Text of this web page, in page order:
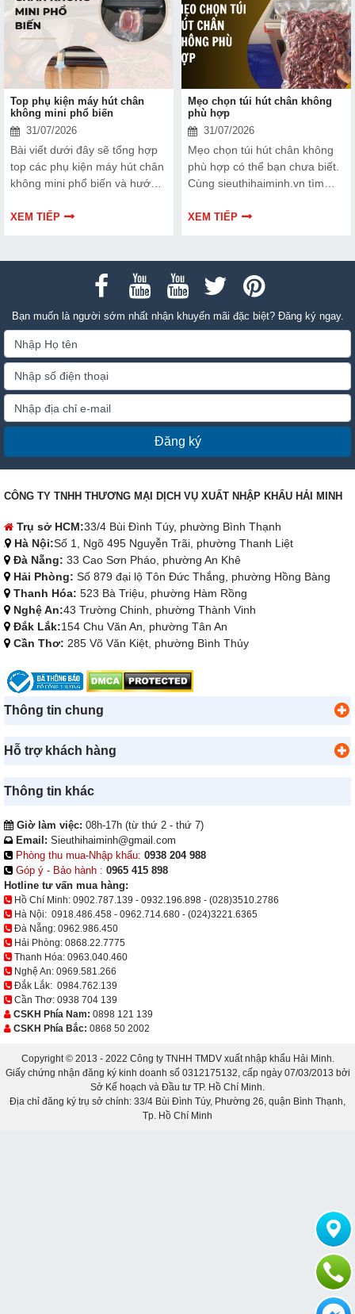
Top phụ kiện máy hút chân
không mini phổ biến
31/07/2026
Bài viết dưới đây sẽ tổng hợp
top các phụ kiện máy hút chân
không mini phổ biến và hướng
chuẩn kỹ thuật ngay tại nhà.
XEM TIẾP
Mẹo chọn túi hút chân không
phù hợp
31/07/2026
Mẹo chọn túi hút chân không
phù hợp có thể bạn chưa biết.
Cùng sieuthihaiminh.vn tìm
thông tin bài viết dưới đây nhé!
XEM TIẾP
Bạn muốn là người sớm nhất nhận khuyến mãi đặc biệt? Đăng ký ngay.
Đăng ký
CÔNG TY TNHH THƯƠNG MẠI DỊCH VỤ XUẤT NHẬP KHẨU HẢI MINH
Trụ sở HCM:33/4 Bùi Đình Túy, phường Bình Thạnh
Hà Nội:Số 1, Ngõ 495 Nguyễn Trãi, phường Thanh Liệt
Đà Nẵng: 33 Cao Sơn Pháo, phường An Khê
Hải Phòng: Số 879 đại lộ Tôn Đức Thắng, phường Hồng Bàng
Thanh Hóa: 523 Bà Triệu, phường Hàm Rồng
Nghệ An:43 Trường Chinh, phường Thành Vinh
Đắk Lắk:154 Chu Văn An, phường Tân An
Cần Thơ: 285 Võ Văn Kiệt, phường Bình Thủy
Thông tin chung
Hỗ trợ khách hàng
Thông tin khác
Giờ làm việc: 08h-17h (từ thứ 2 - thứ 7)
Email: Sieuthihaiminh@gmail.com
Phòng thu mua-Nhập khẩu: 0938 204 988
Góp ý - Bảo hành : 0965 415 898
Hotline tư vấn mua hàng:
Hồ Chí Minh: 0902.787.139 - 0932.196.898 - (028)3510.2786
Hà Nội: 0918.486.458 - 0962.714.680 - (024)3221.6365
Đà Nẵng: 0962.986.450
Hải Phòng: 0868.22.7775
Thanh Hóa: 0963.040.460
Nghệ An: 0969.581.266
Đắk Lắk: 0984.762.139
Cần Thơ: 0938 704 139
CSKH Phía Nam: 0898 121 139
CSKH Phía Bắc: 0868 50 2002
Copyright © 2013 - 2022 Công ty TNHH TMDV xuất nhập khẩu Hải Minh.
Giấy chứng nhận đăng ký kinh doanh số 0312175132, cấp ngày 07/03/2013 bởi
Sở Kế hoạch và Đầu tư TP. Hồ Chí Minh.
Địa chỉ đăng ký trụ sở chính: 33/4 Bùi Đình Túy, Phường 26, quận Bình Thạnh,
Tp. Hồ Chí Minh